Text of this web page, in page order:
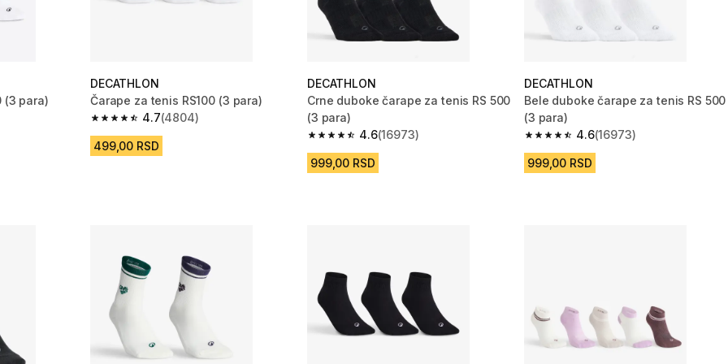
(3 para)
Recenzije
DECATHLON
Čarape za tenis RS100 (3 para)
4.7
4.7 od 5 zvezdica from 4804 Recenzije
(4804)
499,00 RSD
DECATHLON
Crne duboke čarape za tenis RS 500
(3 para)
4.6
4.6 od 5 zvezdica from 16973 Recenzije
(16973)
999,00 RSD
DECATHLON
Bele duboke čarape za tenis RS 500
(3 para)
4.6
4.6 od 5 zvezdica from 16973
(16973)
999,00 RSD